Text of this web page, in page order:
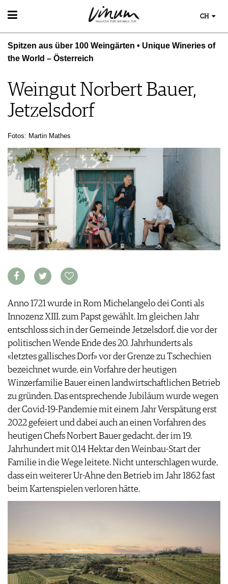
WEIN
WEINSUCHE
GUIDE WEINGÜTER
WINZER
WEINE DES MONATS
TRINKREIFETABELLE
CLUB LES DOMAINES
WEINWISSEN
WEINREGIONEN
WEINLEXIKON
WEINGESCHICHTE
WEINLAGERUNG
INFOGRAFIKEN
TIPPS & TRICKS
NEWS
EVENTS
EVENTKALENDER
AWARDS
EVENT-BILDER
ESSEN & TRINKEN
FOOD PAIRING TIPPS
FOOD PAIRING TABELLE
KULINARIK
HOTSPOTS
WEINREISEN
MAGAZIN
REPORTAGEN
KLARTEXT
ABO
AUSGABE
ARCHIV
VORTEILSWELT
MEDIATHEK
VIDEOS
BÜCHER
NEWS
WEINWIRTSCHAFT
ANMELDEN
AWARDS
GEWINNSPIELE
VORTEILSWELT
TRINKREIFETABELLE
ABO
WEINSUCHE
NEWSLETTER
WINE TRADE CLUB
REDAKTION
JOBS
WERBUNG
PRESSE
IMPRESSUM
CH
Spitzen aus über 100 Weingärten • Unique Wineries of
the World – Österreich
Weingut Norbert Bauer,
Jetzelsdorf
Fotos: Martin Mathes
Anno 1721 wurde in Rom Michelangelo dei Conti als
Innozenz XIII. zum Papst gewählt. Im gleichen Jahr
entschloss sich in der Gemeinde Jetzelsdorf, die vor der
politischen Wende Ende des 20. Jahrhunderts als
«letztes gallisches Dorf» vor der Grenze zu Tschechien
bezeichnet wurde, ein Vorfahre der heutigen
Winzerfamilie Bauer einen landwirtschaftlichen Betrieb
zu gründen. Das entsprechende Jubiläum wurde wegen
der Covid-19-Pandemie mit einem Jahr Verspätung erst
2022 gefeiert und dabei auch an einen Vorfahren des
heutigen Chefs Norbert Bauer gedacht, der im 19.
Jahrhundert mit 0,14 Hektar den Weinbau-Start der
Familie in die Wege leitete. Nicht unterschlagen wurde,
dass ein weiterer Ur-Ahne den Betrieb im Jahr 1862 fast
beim Kartenspielen verloren hätte.